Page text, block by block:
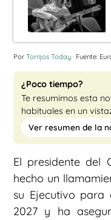
Por Torrijos Today · Fuente:
¿Poco tiempo?
Te resumimos esta
habituales en un
Ver resumen de la
El presidente del
hecho un
su Ejecutivo
2027 y ha